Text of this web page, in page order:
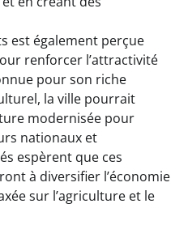
est également perçue
renforcer l’attractivité
pour son riche
la ville pourrait
modernisée pour
nationaux et
espèrent que ces
à diversifier l’économie
sur l’agriculture et le